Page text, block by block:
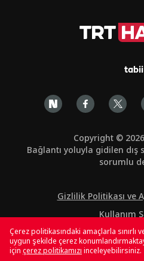
tabii
Copyright ©
Bağlantı yoluyla gidilen
sorumlu
Gizlilik Politikası ve
Kullanım
Çerez
Çerez politikasındaki amaçlarla sınırlı
uygun şekilde çerez
için çerez politikamızı inceleyebilirsiniz.